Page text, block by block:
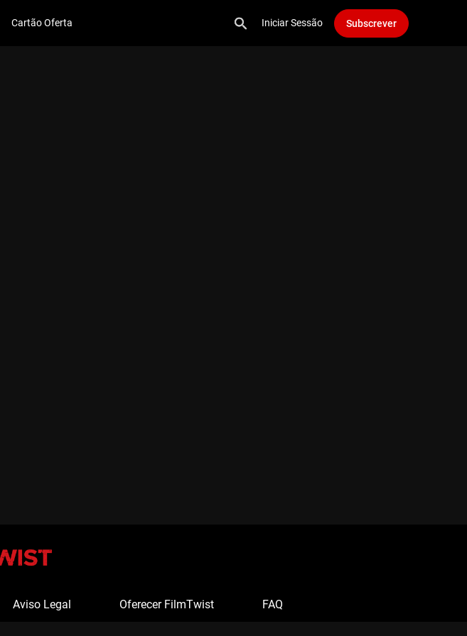
Cartão Oferta Iniciar Sessão Subscrever
Aviso Legal Oferecer FilmTwist FAQ